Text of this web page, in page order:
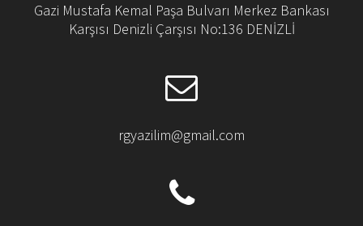
Gazi Mustafa Kemal Paşa Bulvarı Merkez Bankası
Karşısı Denizli Çarşısı No:136 DENİZLİ
rgyazilim@gmail.com